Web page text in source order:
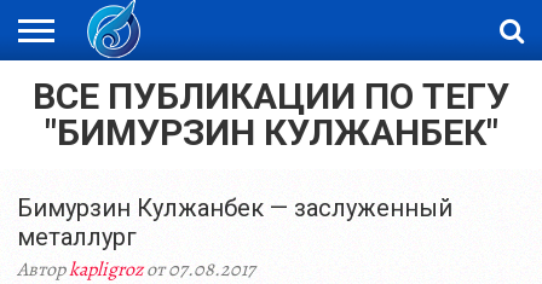
ЖАҢАЛЫҚТАР
НОВОСТИ
ВИДЕО
ФОТОРЕПОРТАЖИ
ОРКЕН
LIVETV
ВСЕ ПУБЛИКАЦИИ ПО ТЕГУ
"БИМУРЗИН КУЛЖАНБЕК"
Бимурзин Кулжанбек — заслуженный
металлург
Авторkapligrozот 07.08.2017